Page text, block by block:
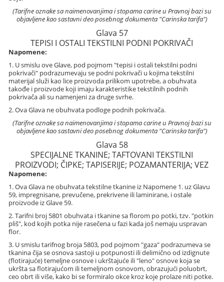
(Tarifne oznake sa naimenovanjima i stopama carine u Pravnoj bazi su
objavljene kao sastavni deo posebnog dokumenta "Carinska tarifa")
Glava 57
TEPISI I OSTALI TEKSTILNI PODNI POKRIVAČI
Napomene:
1. U smislu ove Glave, pod pojmom "tepisi i ostali tekstilni podni
pokrivači" podrazumevaju se podni pokrivači u kojima tekstilni
materijal služi kao lice proizvoda prilikom upotrebe, a obuhvata
takođe i proizvode koji imaju karakteristike tekstilnih podnih
pokrivača ali su namenjeni za druge svrhe.
2. Ova Glava ne obuhvata podloge podnih pokrivača.
(Tarifne oznake sa naimenovanjima i stopama carine u Pravnoj bazi su
objavljene kao sastavni deo posebnog dokumenta "Carinska tarifa")
Glava 58
SPECIJALNE TKANINE; TAFTOVANI TEKSTILNI
PROIZVODI; ČIPKE; TAPISERIJE; POZAMANTERIJA; VEZ
Napomene:
1. Ova Glava ne obuhvata tekstilne tkanine iz Napomene 1. uz Glavu
59, impregnisane, prevučene, prekrivene ili laminirane, i ostale
proizvode iz Glave 59.
2. Tarifni broj 5801 obuhvata i tkanine sa florom po potki, tzv. "potkin
pliš", kod kojih potka nije rasečena u fazi kada još nemaju uspravan
flor.
3. U smislu tarifnog broja 5803, pod pojmom "gaza" podrazumeva se
tkanina čija se osnova sastoji u potpunosti ili delimično od izdignute
(flotirajuće) temeljne osnove i ukrštajuće ili "leno" osnove koja se
ukršta sa flotirajućom ili temeljnom osnovom, obrazujući poluobrt,
ceo obrt ili više, kako bi se formiralo okce kroz koje prolaze niti potke.